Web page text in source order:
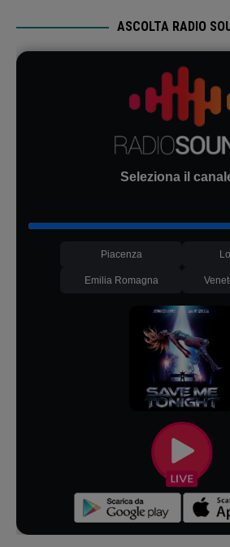
ASCOLTA RADIO
Seleziona il
Piacenza
Emilia Romagna